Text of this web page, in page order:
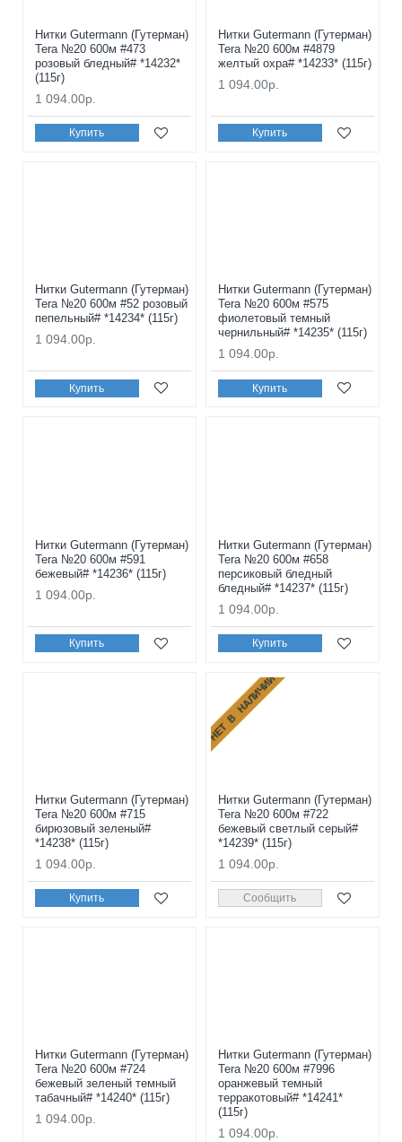
Нитки Gutermann (Гутерман)
Tera №20 600м #473
розовый бледный# *14232*
(115г)
1 094.00р.
Купить
Нитки Gutermann (Гутерман)
Tera №20 600м #4879
желтый охра# *14233* (115г)
1 094.00р.
Купить
Нитки Gutermann (Гутерман)
Tera №20 600м #52 розовый
пепельный# *14234* (115г)
1 094.00р.
Купить
Нитки Gutermann (Гутерман)
Tera №20 600м #575
фиолетовый темный
чернильный# *14235* (115г)
1 094.00р.
Купить
Нитки Gutermann (Гутерман)
Tera №20 600м #591
бежевый# *14236* (115г)
1 094.00р.
Купить
Нитки Gutermann (Гутерман)
Tera №20 600м #658
персиковый бледный
бледный# *14237* (115г)
1 094.00р.
Купить
Нитки Gutermann (Гутерман)
Tera №20 600м #715
бирюзовый зеленый#
*14238* (115г)
1 094.00р.
Купить
НЕТ В НАЛИЧИИ
Нитки Gutermann (Гутерман)
Tera №20 600м #722
бежевый светлый серый#
*14239* (115г)
1 094.00р.
Сообщить
Нитки Gutermann (Гутерман)
Tera №20 600м #724
бежевый зеленый темный
табачный# *14240* (115г)
1 094.00р.
Нитки Gutermann (Гутерман)
Tera №20 600м #7996
оранжевый темный
терракотовый# *14241*
(115г)
1 094.00р.